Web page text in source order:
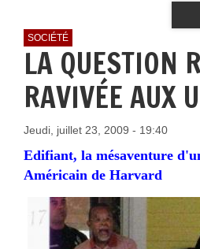
SOCIÉTÉ
LA QUESTION
RAVIVÉE AUX
Jeudi, juillet 23, 2009 - 19:40
Edifiant, la mésaventure
Américain de Harvard